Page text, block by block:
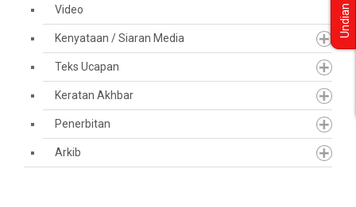
Video
Kenyataan / Siaran Media
Teks Ucapan
Keratan Akhbar
Penerbitan
Arkib
Undian